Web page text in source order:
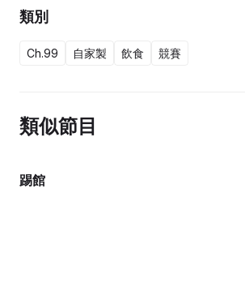
類別
Ch.99 自家製 飲食 競賽
類似節目
踢館